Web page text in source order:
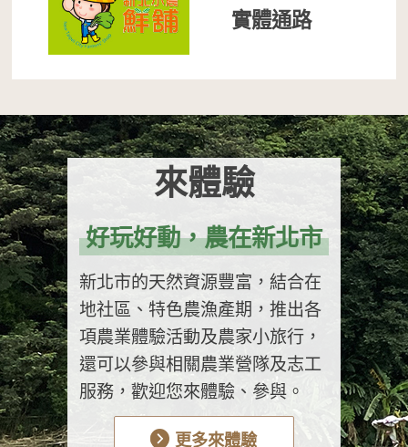
實體通路
來體驗
好玩好動，農在新北市
新北市的天然資源豐富，結合在
地社區、特色農漁產期，推出各
項農業體驗活動及農家小旅行，
還可以參與相關農業營隊及志工
服務，歡迎您來體驗、參與。
更多來體驗